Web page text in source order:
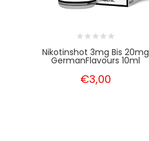
Nikotinshot 3mg Bis 20mg
GermanFlavours 10ml
€3,00